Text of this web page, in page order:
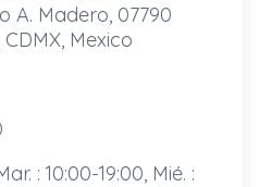
A. Madero, 07790
Mexico
: 10:00-19:00, Mié. :